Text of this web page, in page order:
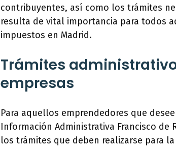
contribuyentes, así como los trámites
resulta de vital importancia para todos
impuestos en Madrid.
Trámites
empresas
Para aquellos emprendedores que
Información Administrativa Francisco
los trámites que deben realizarse para